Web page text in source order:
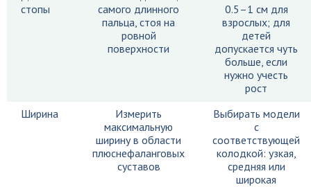
стопы
самого длинного
пальца, стоя на
ровной
поверхности
0.5–1 см для
взрослых; для
детей
допускается чуть
больше, если
нужно учесть
рост
Ширина
Измерить
максимальную
ширину в области
плюснефаланговых
суставов
Выбирать модели
с
соответствующей
колодкой: узкая,
средняя или
широкая